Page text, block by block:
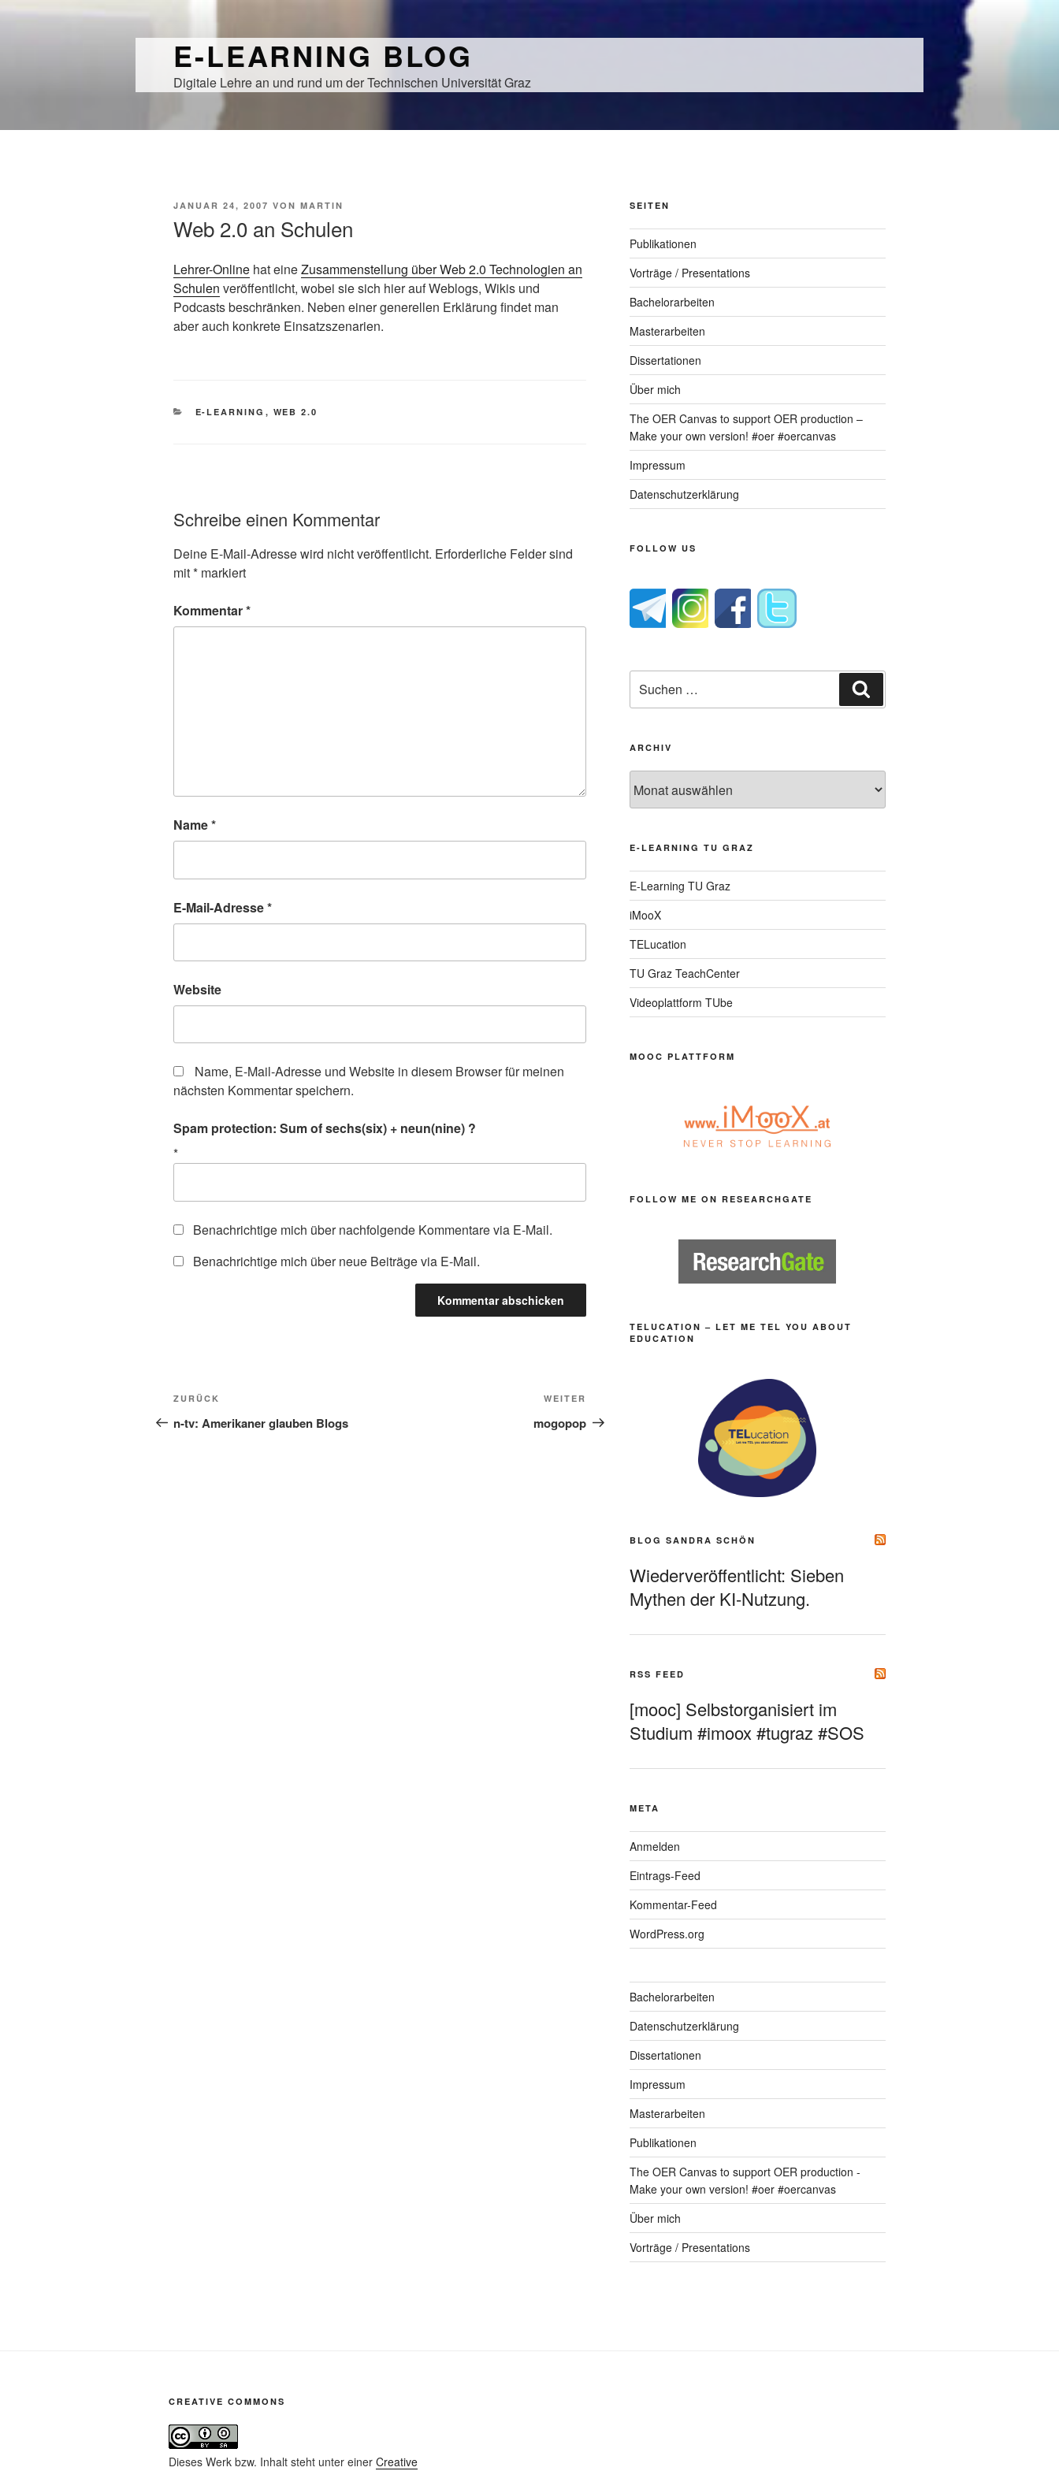
E-LEARNING BLOG
Digitale Lehre an und rund um der Technischen Universität Graz
VERÖFFENTLICHT
JANUAR 24, 2007 VON MARTIN
Web 2.0 an Schulen
Lehrer-Online hat eineZusammenstellung über Web 2.0 Technologien an
Schulen veröffentlicht, wobei sie sich hier auf Weblogs, Wikis und
Podcasts beschränken. Neben einer generellen Erklärung findet man
aber auch konkrete Einsatzszenarien.
KATEGORIEN
E-LEARNING , WEB 2.0
Schreibe einen Kommentar
Deine E-Mail-Adresse wird nicht veröffentlicht. Erforderliche Felder sind
mit* markiert
Kommentar*
Name*
E-Mail-Adresse*
Website
Name, E-Mail-Adresse und Website in diesem Browser für meinen
nächsten Kommentar speichern.
Spam protection: Sum of sechs(six) + neun(nine) ?
*
Benachrichtige mich über nachfolgende Kommentare via E-Mail.
Benachrichtige mich über neue Beiträge via E-Mail.
Beitragsnavigation
Vorheriger
Beitrag
ZURÜCK
n-tv: Amerikaner glauben Blogs
Beitrag
WEITER
mogopop
SEITEN
Publikationen
Vorträge / Presentations
Bachelorarbeiten
Masterarbeiten
Dissertationen
Über mich
The OER Canvas to support OER production –
Make your own version! #oer #oercanvas
Impressum
Datenschutzerklärung
FOLLOW US
nach:
ARCHIV
E-LEARNING TU GRAZ
E-Learning TU Graz
iMooX
TELucation
TU Graz TeachCenter
Videoplattform TUbe
MOOC PLATTFORM
FOLLOW ME ON RESEARCHGATE
TELUCATION – LET ME TEL YOU ABOUT
EDUCATION
BLOG SANDRA SCHÖN
Wiederveröffentlicht: Sieben
Mythen der KI-Nutzung.
RSS FEED
[mooc] Selbstorganisiert im
Studium #imoox #tugraz #SOS
META
Anmelden
Eintrags-Feed
Kommentar-Feed
WordPress.org
Bachelorarbeiten
Datenschutzerklärung
Dissertationen
Impressum
Masterarbeiten
Publikationen
The OER Canvas to support OER production -
Make your own version! #oer #oercanvas
Über mich
Vorträge / Presentations
CREATIVE COMMONS
Dieses Werk bzw. Inhalt steht unter einer Creative